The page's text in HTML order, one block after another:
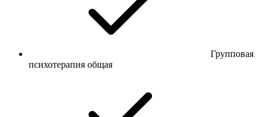
Групповая
психотерапия общая